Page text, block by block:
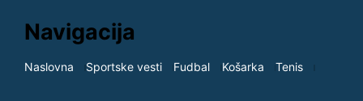
Navigacija
Naslovna Sportske vesti Fudbal Košarka Tenis